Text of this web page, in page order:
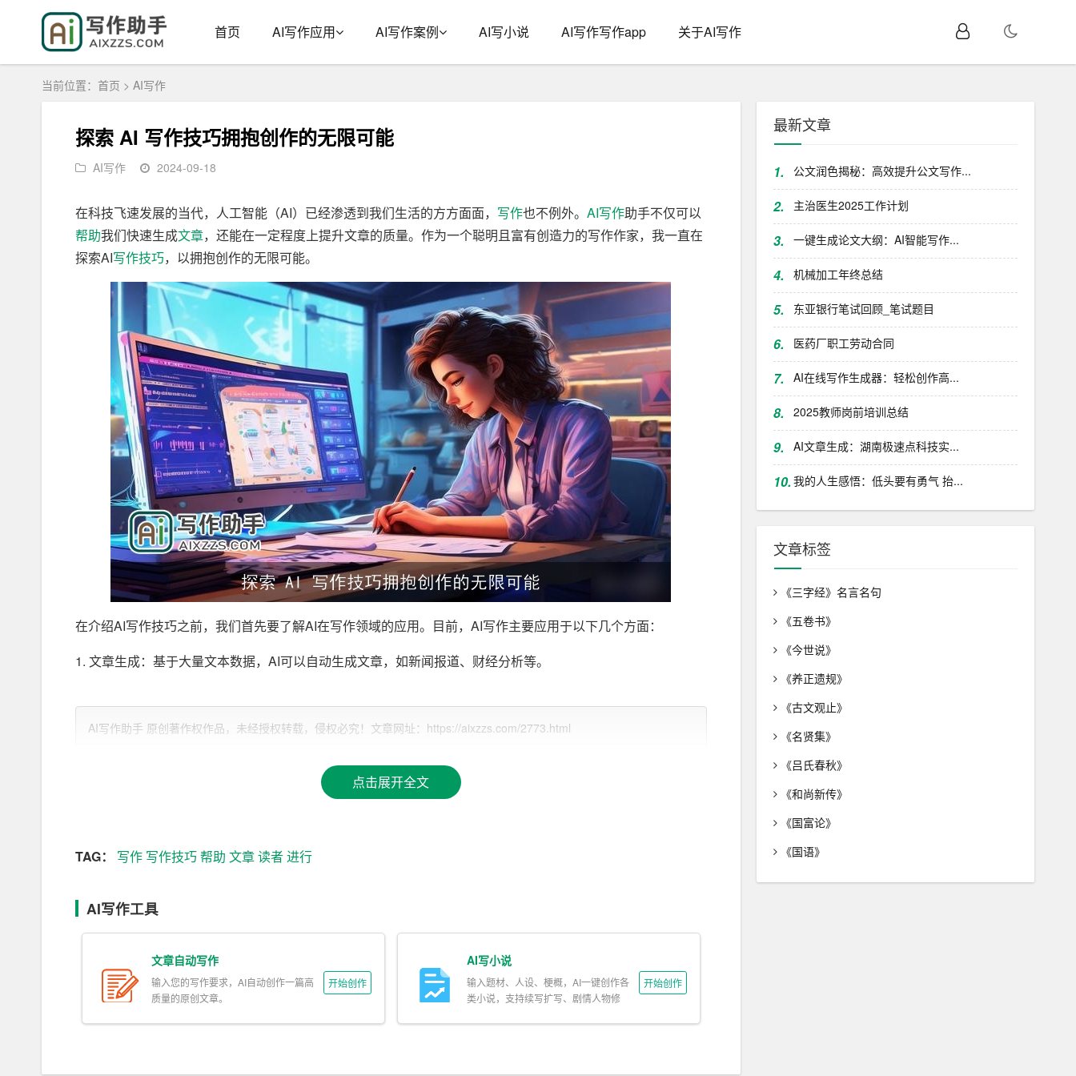
首页 AI写作应用 AI写作案例 AI写小说 AI写作写作app 关于AI写作
当前位置： 首页 > AI写作
探索 AI 写作技巧拥抱创作的无限可能
AI写作 2024-09-18
在科技飞速发展的当代，人工智能（AI）已经渗透到我们生活的方方面面， 写作也不例外。 AI写作助手不仅可以
帮助我们快速生成文章，还能在一定程度上提升文章的质量。作为一个聪明且富有创造力的写作作家，我一直在
探索AI写作技巧，以拥抱创作的无限可能。
在介绍AI写作技巧之前，我们首先要了解AI在写作领域的应用。目前，AI写作主要应用于以下几个方面：
1. 文章生成：基于大量文本数据，AI可以自动生成文章，如新闻报道、财经分析等。
3. 写作辅助：AI写作助手可以提供写作建议，帮助作者改进文章结构、用词等方面。
4. 个性化推荐：基于用户阅读习惯，AI可以为用户推荐感兴趣的文章。
5. 对话生成：AI可以与用户进行对话，如智能客服、聊天机器人等。
2. 引入AI生成内容：我们可以利用AI生成一些文章片段，然后将这些片段融入到我们的文章中。这样不仅可以丰
富文章内容，还能提高文章的吸引力。
3. 借鉴AI推荐算法：我们知道，AI可以根据用户喜好推荐文章。在写作时，我们可以借鉴这一点，尝试为读者提
AI写作助手 原创著作权作品，未经授权转载，侵权必究！文章网址：https://aixzzs.com/2773.html
点击展开全文
TAG： 写作 写作技巧帮助 文章读者进行
AI写作工具
文章自动写作
输入您的写作要求，AI自动创作一篇高
质量的原创文章。
开始创作
AI写小说
输入题材、人设、梗概，AI一键创作各
类小说，支持续写扩写、剧情人物修
开始创作
最新文章
1. 公文润色揭秘：高效提升公文写作...
2. 主治医生2025工作计划
3. 一键生成论文大纲：AI智能写作...
4. 机械加工年终总结
5. 东亚银行笔试回顾_笔试题目
6. 医药厂职工劳动合同
7. AI在线写作生成器：轻松创作高...
8. 2025教师岗前培训总结
9. AI文章生成：湖南极速点科技实...
10.我的人生感悟：低头要有勇气 抬...
文章标签
《三字经》名言名句
《五卷书》
《今世说》
《养正遗规》
《古文观止》
《名贤集》
《吕氏春秋》
《和尚新传》
《国富论》
《国语》